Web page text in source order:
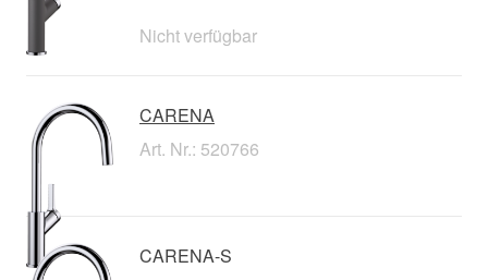
Nicht verfügbar
CARENA
Art. Nr.: 520766
CARENA-S